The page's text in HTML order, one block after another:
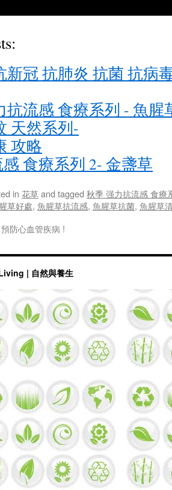
新冠 抗肺炎 抗菌 抗病
抗流感 食療系列 - 魚腥
天然系列-
攻略
食療系列 2- 金盞草
in 花草and tagged 秋季 强力抗流感 食療
草好處, 魚腥草抗流感, 魚腥草抗菌, 魚腥草
防心血管疾病 !
| 自然與養生